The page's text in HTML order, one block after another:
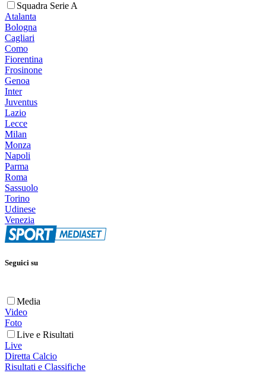
Squadra Serie A
Atalanta
Bologna
Cagliari
Como
Fiorentina
Frosinone
Genoa
Inter
Juventus
Lazio
Lecce
Milan
Monza
Napoli
Parma
Roma
Sassuolo
Torino
Udinese
Venezia
Seguici su
Media
Video
Foto
Live e Risultati
Live
Diretta Calcio
Risultati e Classifiche